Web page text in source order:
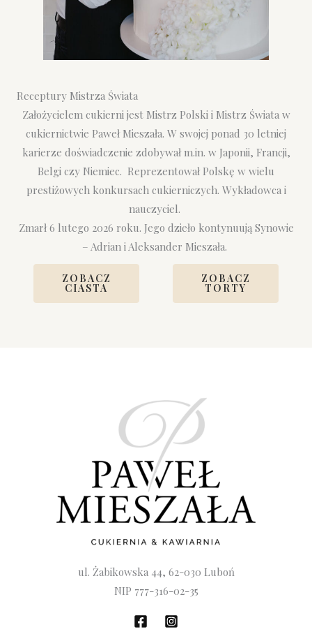
Receptury Mistrza Świata
Założycielem cukierni jest Mistrz Polski i Mistrz Świata w
cukiernictwie Paweł Mieszała. W swojej ponad 30 letniej
karierze doświadczenie zdobywał m.in. w Japonii, Francji,
Belgi czy Niemiec. Reprezentował Polskę w wielu
prestiżowych konkursach cukierniczych. Wykładowca i
nauczyciel.
Zmarł 6 lutego 2026 roku. Jego dzieło kontynuują Synowie
– Adrian i Aleksander Mieszała.
ZOBACZ
CIASTA
ZOBACZ
TORTY
ul. Żabikowska 44, 62-030 Luboń
NIP 777-316-02-35